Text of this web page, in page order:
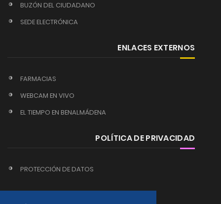
BUZÓN DEL CIUDADANO
SEDE ELECTRÓNICA
ENLACES EXTERNOS
FARMACIAS
WEBCAM EN VIVO
EL TIEMPO EN BENALMÁDENA
POLÍTICA DE PRIVACIDAD
PROTECCIÓN DE DATOS